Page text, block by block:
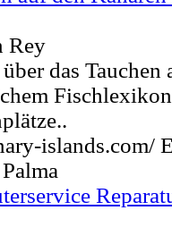
Rey
das
islands.com/